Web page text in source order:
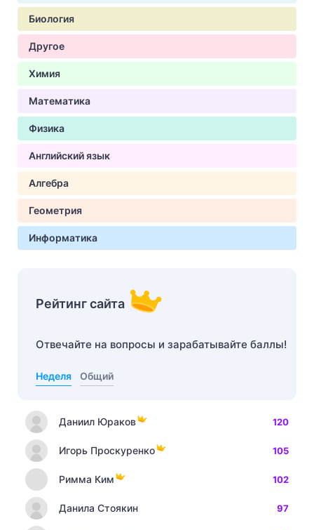
Биология
Другое
Химия
Математика
Физика
Английский язык
Алгебра
Геометрия
Информатика
Рейтинг сайта
Отвечайте на вопросы и зарабатывайте баллы!
Неделя Общий
Даниил Юраков 120
Игорь Проскуренко 105
Римма Ким 102
Данила Стоякин 97